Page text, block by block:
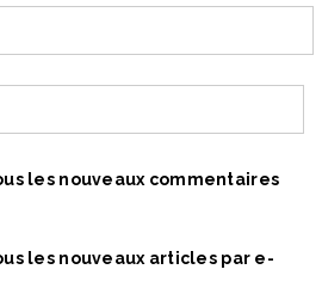
les nouveaux commentaires
les nouveaux articles par e-